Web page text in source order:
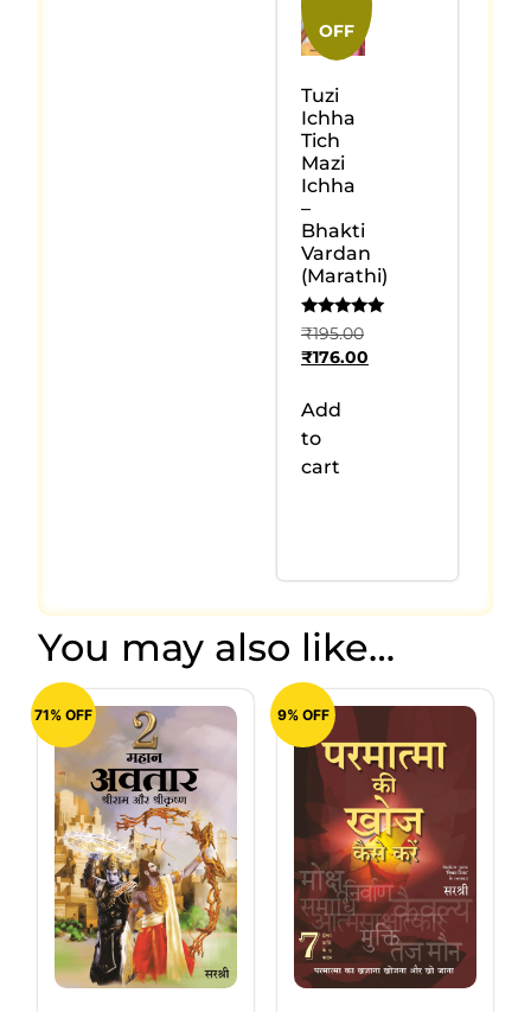
OFF
Tuzi
Ichha
Tich
Mazi
Ichha
–
Bhakti
Vardan
(Marathi)
Rated
5
out of 5
₹195.00
₹176.00
Add
to
cart
You may also like…
71% OFF 9% OFF